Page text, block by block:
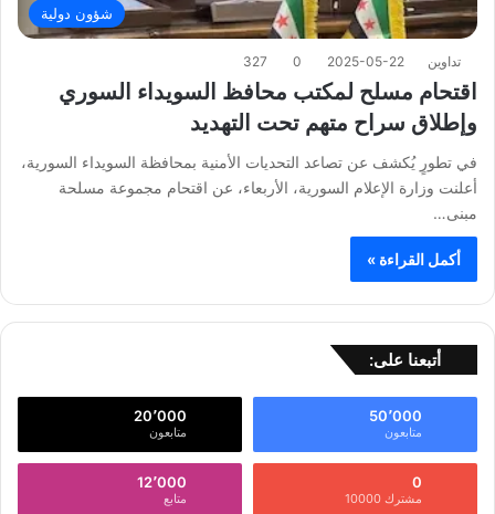
شؤون دولية
تداوين 2025-05-22
0
327
اقتحام مسلح لمكتب محافظ السويداء السوري
وإطلاق سراح متهم تحت التهديد
في تطورٍ يُكشف عن تصاعد التحديات الأمنية بمحافظة السويداء السورية،
أعلنت وزارة الإعلام السورية، الأربعاء، عن اقتحام مجموعة مسلحة
مبنى…
أكمل القراءة »
أتبعنا على:
50٬000
متابعون
20٬000
متابعون
0
مشترك 10000
12٬000
متابع